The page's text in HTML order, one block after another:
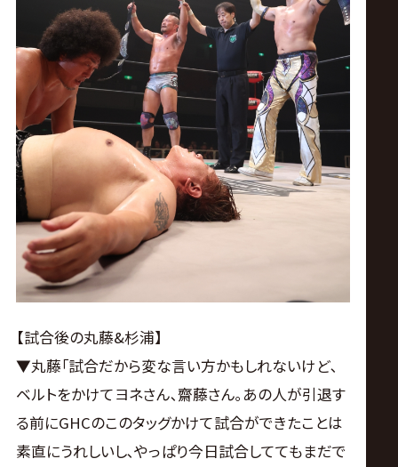
【試合後の丸藤&杉浦】
▼丸藤｢試合だから変な言い方かもしれないけど､
ベルトをかけてヨネさん､齋藤さん｡あの人が引退す
る前にGHCのこのタッグかけて試合ができたことは
素直にうれしいし､やっぱり今日試合しててもまだで